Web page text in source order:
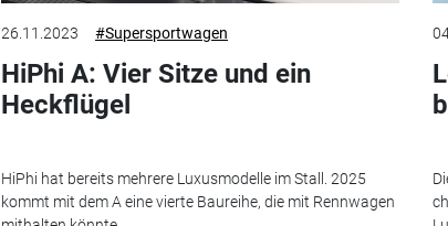
26.11.2023 #Supersportwagen
HiPhi A: Vier Sitze und ein
Heckflügel
HiPhi hat bereits mehrere Luxusmodelle im Stall. 2025
kommt mit dem A eine vierte Baureihe, die mit Rennwagen